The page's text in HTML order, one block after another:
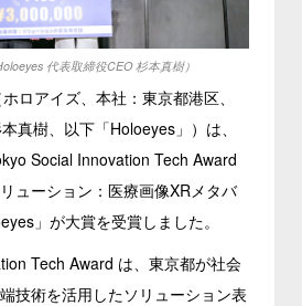
代表取締役CEO 杉本真樹）
ロアイズ、本社：東京都港区、
真樹、以下「Holoeyes」）は、
Social Innovation Tech Award
ューション：医療画像XRメタバ
」が大賞を受賞しました。
Tech Award は、東京都が社会
技術を活用したソリューション表